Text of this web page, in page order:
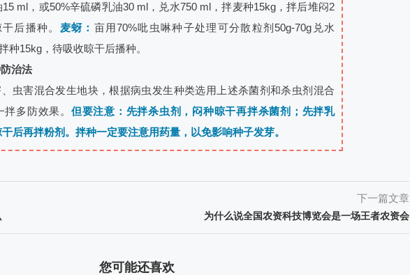
ml，或50%辛硫磷乳油30 ml，兑水750 ml，拌麦种15kg，拌后堆闷2
后播种。 麦蚜： 亩用70%吡虫啉种子处理可分散粒剂50g-70g兑水
种15kg，待吸收晾干后播种。
治法
虫害混合发生地块，根据病虫发生种类选用上述杀菌剂和杀虫剂混合
多防效果。 但要注意：先拌杀虫剂，闷种晾干再拌杀菌剂；先拌乳
后再拌粉剂。拌种一定要注意用药量，以免影响种子发芽。
下一篇文章
为什么说全国农资科技博览会是一场王者农资会
您可能还喜欢